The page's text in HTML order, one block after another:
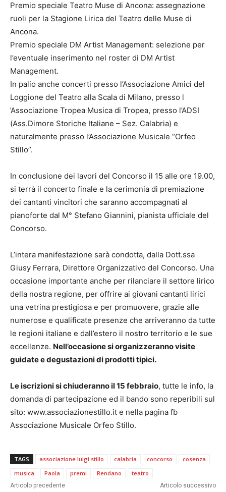
Premio speciale Teatro Muse di Ancona: assegnazione
ruoli per la Stagione Lirica del Teatro delle Muse di
Ancona.
Premio speciale DM Artist Management: selezione per
l’eventuale inserimento nel roster di DM Artist
Management.
In palio anche concerti presso l’Associazione Amici del
Loggione del Teatro alla Scala di Milano, presso l
’Associazione Tropea Musica di Tropea, presso l’ADSI
(Ass.Dimore Storiche Italiane – Sez. Calabria) e
naturalmente presso l’Associazione Musicale “Orfeo
Stillo”.
In conclusione dei lavori del Concorso il 15 alle ore 19.00,
si terrà il concerto finale e la cerimonia di premiazione
dei cantanti vincitori che saranno accompagnati al
pianoforte dal M° Stefano Giannini, pianista ufficiale del
Concorso.
L’intera manifestazione sarà condotta, dalla Dott.ssa
Giusy Ferrara, Direttore Organizzativo del Concorso. Una
occasione importante anche per rilanciare il settore lirico
della nostra regione, per offrire ai giovani cantanti lirici
una vetrina prestigiosa e per promuovere, grazie alle
numerose e qualificate presenze che arriveranno da tutte
le regioni italiane e dall’estero il nostro territorio e le sue
eccellenze. Nell’occasione si organizzeranno visite
guidate e degustazioni di prodotti tipici.
Le iscrizioni si chiuderanno il 15 febbraio, tutte le info, la
domanda di partecipazione ed il bando sono reperibili sul
sito: www.associazionestillo.it e nella pagina fb
Associazione Musicale Orfeo Stillo.
TAGS associazione luigi stillo calabria concorso
cosenza
musica
Paola premi Rendano teatro
Articolo precedente Articolo successivo